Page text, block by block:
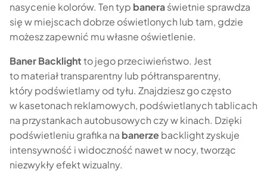
nasycenie kolorów. Ten typ baneraświetnie sprawdza
się w miejscach dobrze oświetlonych lub tam, gdzie
możesz zapewnić mu własne oświetlenie.
Baner Backlightto jego przeciwieństwo. Jest
to materiał transparentny lub półtransparentny,
który podświetlamy od tyłu. Znajdziesz go często
w kasetonach reklamowych, podświetlanych tablicach
na przystankach autobusowych czy w kinach. Dzięki
podświetleniu grafika na banerzebacklight zyskuje
intensywność i widoczność nawet w nocy, tworząc
niezwykły efekt wizualny.